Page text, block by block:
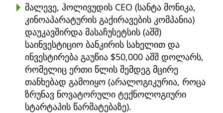
მალევე, ჰოლივუდის CEO (სანტა მონიკა,
კინოაპარატურის გაქირავების კომპანია)
დაუკავშირდა მასაჩუსეტსის (აშშ)
საინვესტიციო ბანკირის სახელით და
ინვესტირება გაუწია $50,000 აშშ დოლარს,
რომელიც ერთი წლის შემდეგ მცირე
თანხებად გამოიყო (არალოგიკურია, როცა
ზრუნავ ნოვატორული ტექნოლოგიური
სტარტაპის წარმატებაზე).